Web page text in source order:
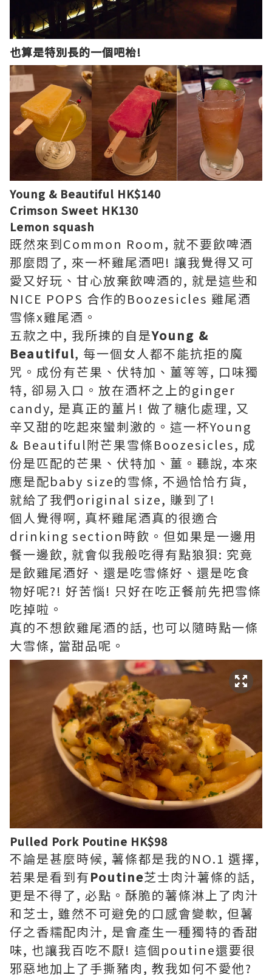
也算是特別長的一個吧枱!
Young & Beautiful HK$140
Crimson Sweet HK130
Lemon squash
既然來到Common Room, 就不要飲啤酒
那麼悶了, 來一杯雞尾酒吧! 讓我覺得又可
愛又好玩、甘心放棄飲啤酒的, 就是這些和
NICE POPS 合作的Boozesicles 雞尾酒
雪條x雞尾酒。
五款之中, 我所揀的自是Young &
Beautiful, 每一個女人都不能抗拒的魔
咒。成份有芒果、伏特加、薑等等, 口味獨
特, 卻易入口。放在酒杯之上的ginger
candy, 是真正的薑片! 做了糖化處理, 又
辛又甜的吃起來蠻刺激的。這一杯Young
& Beautiful附芒果雪條Boozesicles, 成
份是匹配的芒果、伏特加、薑。聽說, 本來
應是配baby size的雪條, 不過恰恰冇貨,
就給了我們original size, 賺到了!
個人覺得啊, 真杯雞尾酒真的很適合
drinking section時飲。但如果是一邊用
餐一邊飲, 就會似我般吃得有點狼狽: 究竟
是飲雞尾酒好、還是吃雪條好、還是吃食
物好呢?! 好苦惱! 只好在吃正餐前先把雪條
吃掉啦。
真的不想飲雞尾酒的話, 也可以隨時點一條
大雪條, 當甜品呢。
Pulled Pork Poutine HK$98
不論是甚麼時候, 薯條都是我的NO.1 選擇,
若果是看到有Poutine芝士肉汁薯條的話,
更是不得了, 必點。酥脆的薯條淋上了肉汁
和芝士, 雖然不可避免的口感會變軟, 但薯
仔之香糯配肉汁, 是會產生一種獨特的香甜
味, 也讓我百吃不厭! 這個poutine還要很
邪惡地加上了手撕豬肉, 教我如何不愛他?